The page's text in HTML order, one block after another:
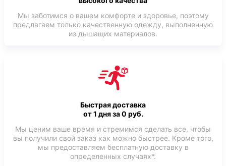
Мы заботимся о вашем комфорте и здоровье, поэтому
предлагаем только качественную одежду, выполненную
из дышащих материалов.
Быстрая доставка
от 1 дня за 0 руб.
Мы ценим ваше время и стремимся сделать все, чтобы
вы получили свой заказ как можно быстрее. Кроме того,
мы предоставляем бесплатную доставку в
определенных случаях*.